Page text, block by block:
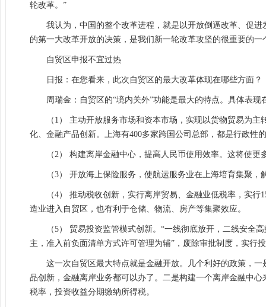
轮改革。”
我认为，中国的整个改革进程，就是以开放倒逼改革、促
的第一大改革开放的决策，是我们新一轮改革攻坚的很重要的
自贸区申报不宜过热
日报：在您看来，此次自贸区的最大改革体现在哪些方面？
周瑞金：自贸区的“境内关外”功能是最大的特点。具体表现
（1） 主动开放服务市场和资本市场，实现以货物贸易为
化、金融产品创新。上海有400多家跨国公司总部，都是行政性
（2） 构建离岸金融中心，提高人民币使用效率。这将使
（3） 开放海上保险服务，使航运服务业在上海培育集聚
（4） 推动税收创新，实行离岸贸易、金融业低税率，实
造业进入自贸区，也有利于仓储、物流、房产等集聚效应。
（5） 贸易投资监管模式创新。“一线彻底放开，二线安全
主，准入前负面清单方式许可管理为辅”，废除审批制度，实行
这一次自贸区最大特点就是金融开放。几个利好的政策，
品创新，金融离岸业务都可以办了。二是构建一个离岸金融中
税率，投资收益分期缴纳所得税。